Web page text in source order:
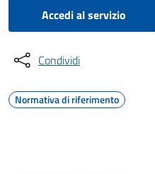
Accedi al servizio
Condividi
Normativa di riferimento